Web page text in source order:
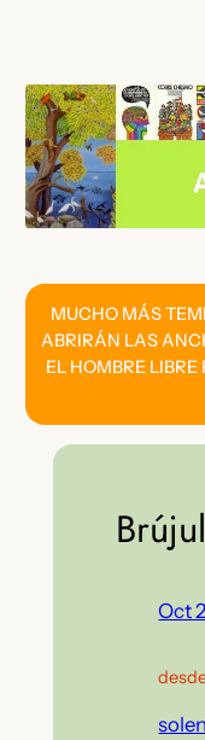
contenido
MUCHO MÁS
ABRIRÁN LAS
EL HOMBRE
Oct